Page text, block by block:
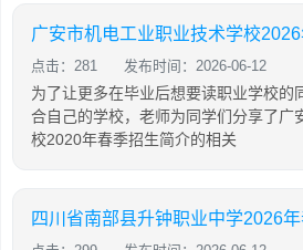
广安市机电工业职业技术学校
点击：281 发布时间：2026-06-12
为了让更多在毕业后想要读职业学校的
合自己的学校，老师为同学们分享了广
校2020年春季招生简介的相关
四川省南部县升钟职业中学2026